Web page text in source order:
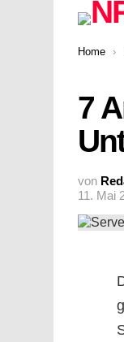
You are
Home
7
von
11. Mai